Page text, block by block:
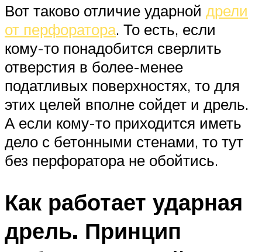
Вот таково отличие ударной дрели
от перфоратора. То есть, если
кому-то понадобится сверлить
отверстия в более-менее
податливых поверхностях, то для
этих целей вполне сойдет и дрель.
А если кому-то приходится иметь
дело с бетонными стенами, то тут
без перфоратора не обойтись.
Как работает ударная
дрель. Принцип